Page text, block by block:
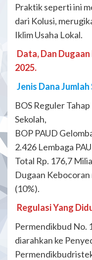
Praktik seperti ini
dari Kolusi,
Iklim Usaha Lokal.
Data, Dan
2025.
Jenis Dana
BOS Reguler
Sekolah,
BOP PAUD
2.426 Lembaga
Total Rp. 176,7
Dugaan
(10%).
Regulasi Yang
Permendikbud No.
diarahkan ke